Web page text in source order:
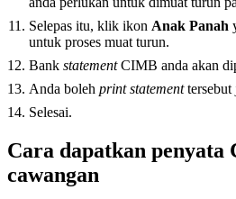
Selepas itu, klik ikon Anak Panah
untuk proses muat turun.
Bank statementCIMB anda akan
Anda boleh print statementtersebut
Selesai.
Cara dapatkan penyata
cawangan